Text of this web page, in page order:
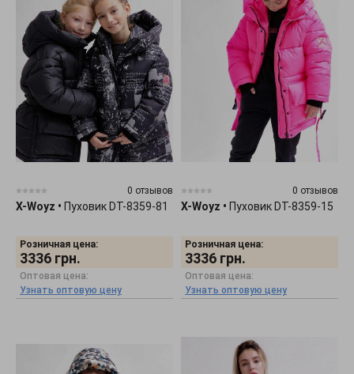
0 отзывов
X-Woyz • Пуховик DT-8359-81
Розничная цена:
3336 грн.
Оптовая цена:
Узнать оптовую цену
0 отзывов
X-Woyz • Пуховик DT-8359-15
Розничная цена:
3336 грн.
Оптовая цена:
Узнать оптовую цену